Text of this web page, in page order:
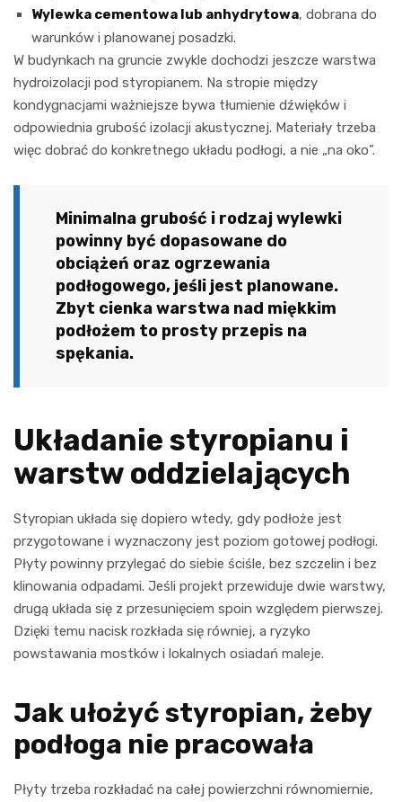
Wylewka cementowa lub anhydrytowa, dobrana do
warunków i planowanej posadzki.
W budynkach na gruncie zwykle dochodzi jeszcze warstwa
hydroizolacji pod styropianem. Na stropie między
kondygnacjami ważniejsze bywa tłumienie dźwięków i
odpowiednia grubość izolacji akustycznej. Materiały trzeba
więc dobrać do konkretnego układu podłogi, a nie „na oko”.
Minimalna grubość i rodzaj wylewki
powinny być dopasowane do
obciążeń oraz ogrzewania
podłogowego, jeśli jest planowane.
Zbyt cienka warstwa nad miękkim
podłożem to prosty przepis na
spękania.
Układanie styropianu i
warstw oddzielających
Styropian układa się dopiero wtedy, gdy podłoże jest
przygotowane i wyznaczony jest poziom gotowej podłogi.
Płyty powinny przylegać do siebie ściśle, bez szczelin i bez
klinowania odpadami. Jeśli projekt przewiduje dwie warstwy,
drugą układa się z przesunięciem spoin względem pierwszej.
Dzięki temu nacisk rozkłada się równiej, a ryzyko
powstawania mostków i lokalnych osiadań maleje.
Jak ułożyć styropian, żeby
podłoga nie pracowała
Płyty trzeba rozkładać na całej powierzchni równomiernie,